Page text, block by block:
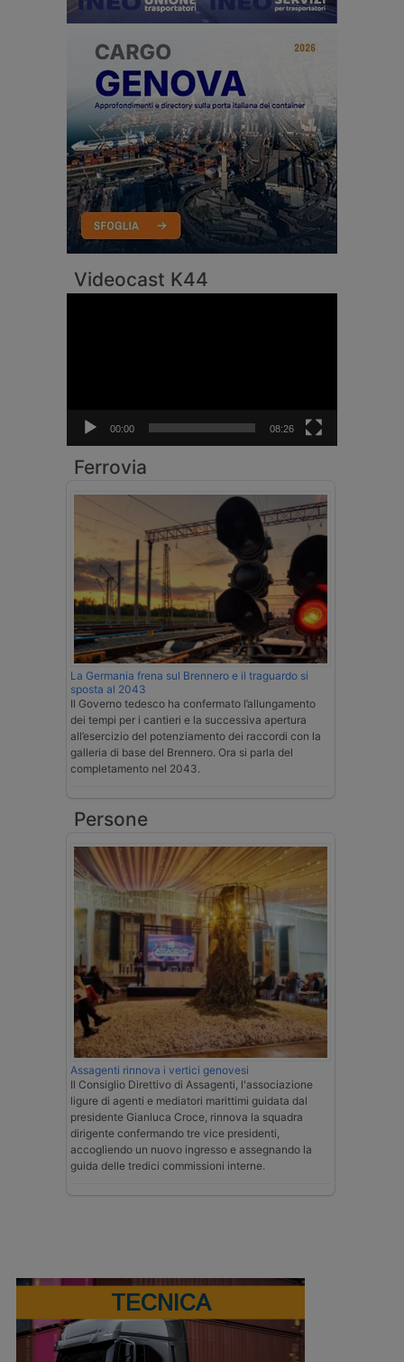
Videocast K44
00:00 08:26
Ferrovia
La Germania frena sul Brennero e il traguardo si
sposta al 2043
Il Governo tedesco ha confermato l’allungamento
dei tempi per i cantieri e la successiva apertura
all’esercizio del potenziamento dei raccordi con la
galleria di base del Brennero. Ora si parla del
completamento nel 2043.
Persone
Assagenti rinnova i vertici genovesi
Il Consiglio Direttivo di Assagenti, l'associazione
ligure di agenti e mediatori marittimi guidata dal
presidente Gianluca Croce, rinnova la squadra
dirigente confermando tre vice presidenti,
accogliendo un nuovo ingresso e assegnando la
guida delle tredici commissioni interne.
TECNICA